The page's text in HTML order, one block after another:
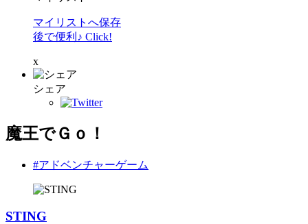
マイリストへ保存
後で便利♪ Click!
x
シェア
魔王でＧｏ！
#アドベンチャーゲーム
STING